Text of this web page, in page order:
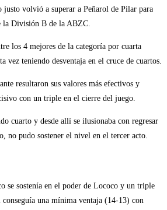
volvió a superar a Peñarol de Pilar para
la División B de la ABZC.
los 4 mejores de la categoría por cuarta
vez teniendo desventaja en el cruce de cuartos.
resultaron sus valores más efectivos y
con un triple en el cierre del juego.
cuarto y desde allí se ilusionaba con regresar
no pudo sostener el nivel en el tercer acto.
se sostenía en el poder de Lococo y un triple
conseguía una mínima ventaja (14-13) con